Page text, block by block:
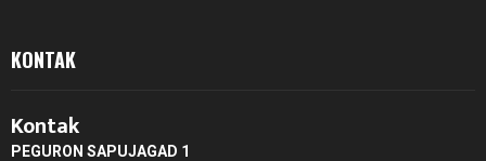
KONTAK
Kontak
PEGURON SAPUJAGAD 1